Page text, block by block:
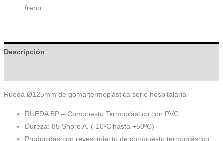
freno.
Descripción
Rueda Ø125mm de goma termoplástica serie hospitalaria
RUEDA BP – Compuesto Termoplástico con PVC.
Dureza: 85 Shore A. (-10ºC hasta +50ºC)
Producidas con revestimiento de compuesto termoplástico